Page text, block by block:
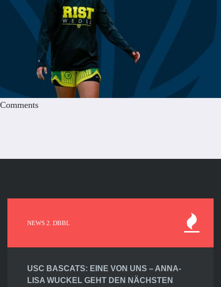
Comments
NEWS 2. DBBL
USC BASCATS: EINE VON UNS – ANNA-
LISA WUCKEL GEHT DEN NÄCHSTEN